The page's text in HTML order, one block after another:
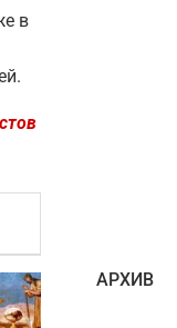
в
AРХИВ